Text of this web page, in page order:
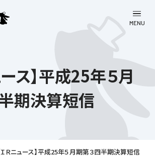
MENU
情報
ース】平成25年５月
期決算短信
ＩＲニュース】平成25年５月期第３四半期決算短信